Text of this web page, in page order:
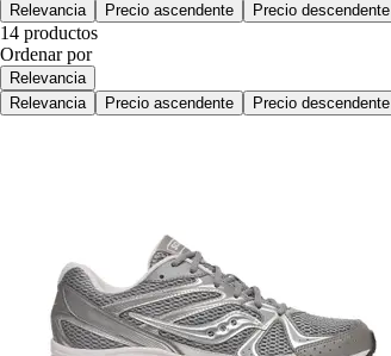
Relevancia
Precio ascendente Precio descendente
14 productos
Ordenar por
Relevancia
Relevancia
Precio ascendente Precio descendente